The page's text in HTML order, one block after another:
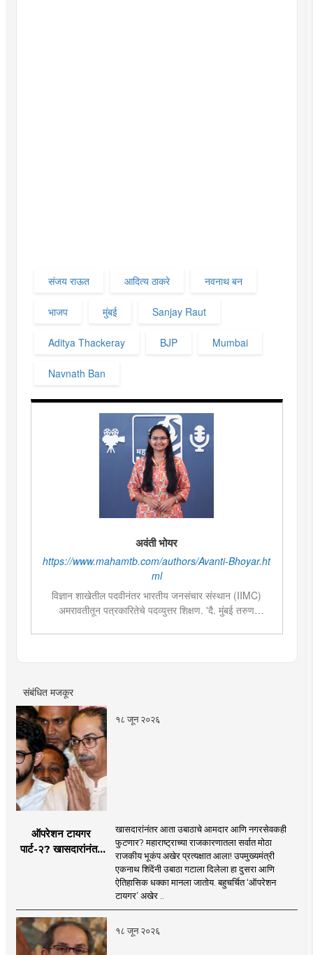
संजय राऊत आदित्य ठाकरे नवनाथ बन
भाजप मुंबई Sanjay Raut
Aditya Thackeray BJP Mumbai
Navnath Ban
अवंती भोयर
https://www.mahamtb.com/authors/Avanti-Bhoyar.ht
ml
विज्ञान शाखेतील पदवीनंतर भारतीय जनसंचार संस्थान (IIMC)
अमरावतीतून पत्रकारितेचे पदव्युत्तर शिक्षण. 'दै. मुंबई तरुण
राजकारण या विषयात विशेष रस. हस्तकला, संगीत आणि कविता
संबंधित मजकूर
१८ जून २०२६
ऑपरेशन टायगर
पार्ट-२? खासदारांनंतर
खासदारांनंतर आता उबाठाचे आमदार आणि नगरसेवकही
फुटणार? महाराष्ट्राच्या राजकारणातला सर्वात मोठा
राजकीय भूकंप अखेर प्रत्यक्षात आला! उपमुख्यमंत्री
एकनाथ शिंदेंनी उबाठा गटाला दिलेला हा दुसरा आणि
ऐतिहासिक धक्का मानला जातोय. बहुचर्चित ‘ऑपरेशन
टायगर’ अखेर ..
१८ जून २०२६